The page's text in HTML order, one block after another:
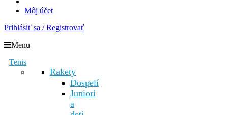
Môj účet
Prihlásiť sa / Registrovať
Menu
Tenis
Rakety
Dospelí
Juniori
a